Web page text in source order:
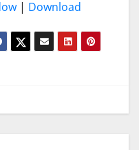
| Download